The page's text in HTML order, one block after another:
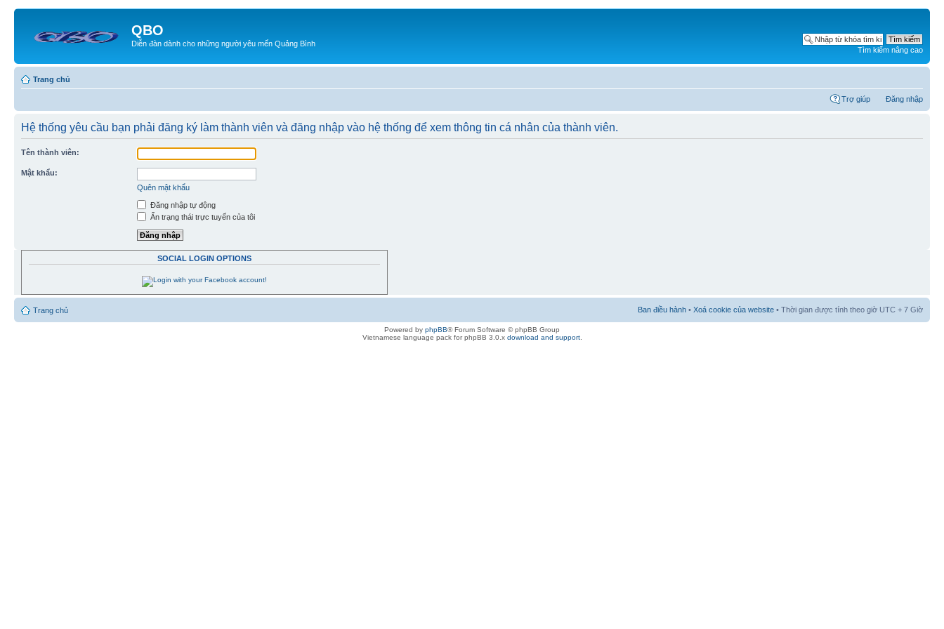
QBO
Diễn đàn dành cho những người yêu mến Quảng Bình
Tìm kiếm nâng cao
Trang chủ
Trợ giúp Đăng nhập
Hệ thống yêu cầu bạn phải đăng ký làm thành viên và đăng nhập vào hệ thống để xem thông tin cá nhân của thành viên.
Tên thành viên:
Mật khẩu:
Quên mật khẩu
Đăng nhập tự động
Ẩn trạng thái trực tuyến của tôi
SOCIAL LOGIN OPTIONS
Trang chủ Ban điều hành • Xoá cookie của website • Thời gian được tính theo giờ UTC + 7 Giờ
Powered by phpBB® Forum Software © phpBB Group
Vietnamese language pack for phpBB 3.0.x download and support.